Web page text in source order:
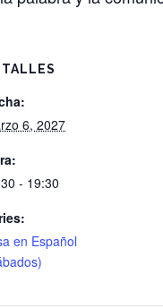
6, 2027
- 19:30
en Español